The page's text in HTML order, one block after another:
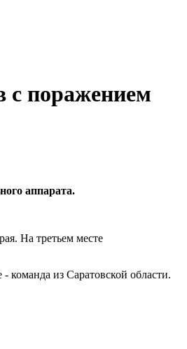
с поражением
аппарата.
На третьем месте
команда из Саратовской области.